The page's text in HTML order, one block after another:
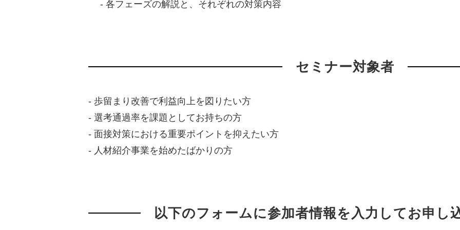
- 各フェーズの解説と、それぞれの対策内容
セミナー対象者
- 歩留まり改善で利益向上を図りたい方
- 選考通過率を課題としてお持ちの方
- 面接対策における重要ポイントを抑えたい方
- 人材紹介事業を始めたばかりの方
以下のフォームに参加者情報を入力してお申し